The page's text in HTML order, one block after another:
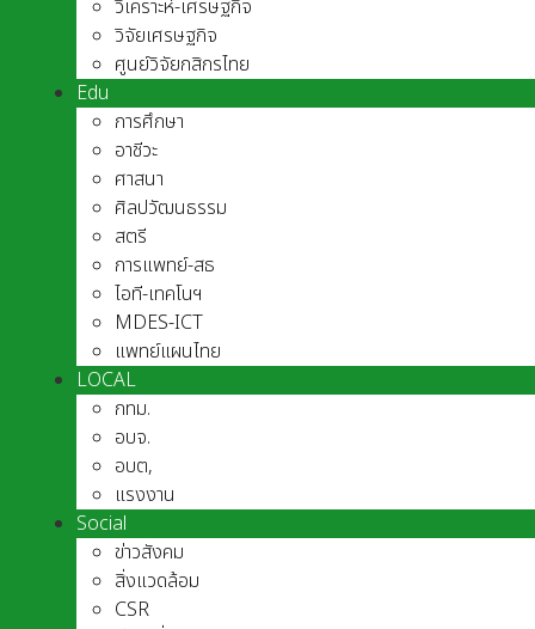
วิเคราะห์-เศรษฐกิจ
วิจัยเศรษฐกิจ
ศูนย์วิจัยกสิกรไทย
Edu
การศึกษา
อาชีวะ
ศาสนา
ศิลปวัฒนธรรม
สตรี
การแพทย์-สธ
ไอที-เทคโนฯ
MDES-ICT
แพทย์แผนไทย
LOCAL
กทม.
อบจ.
อบต,
แรงงาน
Social
ข่าวสังคม
สิ่งแวดล้อม
CSR